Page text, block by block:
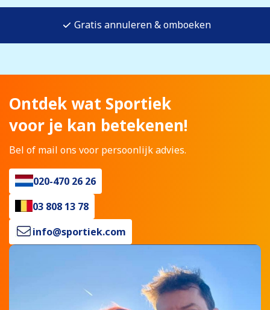
Gratis annuleren & omboeken
Ontdek wat Sportiek
voor je kan betekenen!
Bel of mail ons voor persoonlijk advies.
020-470 26 26
03 808 13 78
info@sportiek.com